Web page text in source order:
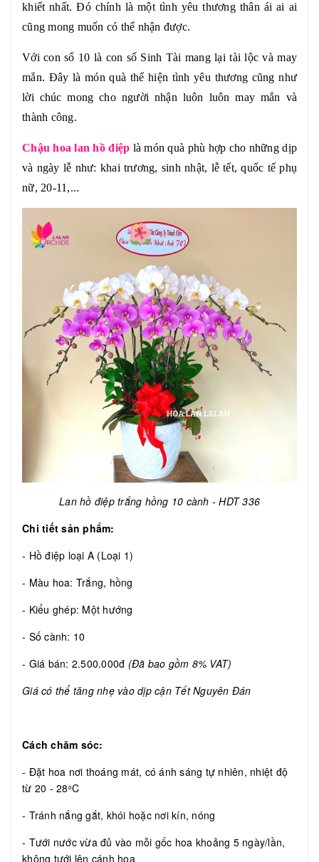
khiết nhất. Đó chính là một tình yêu thương thân ái ai ai
cũng mong muốn có thể nhận được.
Với con số 10 là con số Sinh Tài mang lại tài lộc và may
mắn. Đây là món quà thể hiện tình yêu thương cũng như
lời chúc mong cho người nhận luôn luôn may mắn và
thành công.
Chậu hoa lan hồ điệp là món quà phù hợp cho những dịp
và ngày lễ như: khai trương, sinh nhật, lễ tết, quốc tế phụ
nữ, 20-11,...
Lan hồ điệp trắng hồng 10 cành - HDT 336
Chi tiết sản phẩm:
- Hồ điệp loại A (Loại 1)
- Màu hoa: Trắng, hồng
- Kiểu ghép: Một hướng
- Số cành: 10
- Giá bán: 2.500.000đ (Đã bao gồm 8% VAT)
Giá có thể tăng nhẹ vào dịp cận Tết Nguyên Đán
Cách chăm sóc:
- Đặt hoa nơi thoáng mát, có ánh sáng tự nhiên, nhiệt độ
từ 20 - 28oC
- Tránh nắng gắt, khói hoặc nơi kín, nóng
- Tưới nước vừa đủ vào mỗi gốc hoa khoảng 5 ngày/lần,
không tưới lên cánh hoa